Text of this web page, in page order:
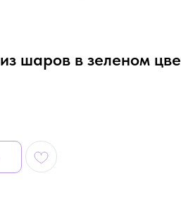
шаров в зеленом